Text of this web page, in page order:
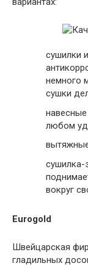
сушилки
немного
сушки
любом
сушилка-
вокруг
Eurogold
Швейцарская
гладильных